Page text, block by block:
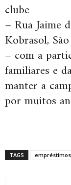
clube
– Rua Jaime
Kobrasol,
– com a
familiares e
manter a
por muitos
TAGS empréstimos